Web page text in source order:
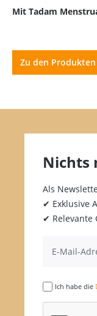
Apiscura
Aptamil
Arkopharma
Aveeno
Avène
Axanova
Baby Foot
Basa Vita
Mit Tadam
Zu den Produkten
Nichts
Als
✔ Exklusive
✔ Relevante
Ich habe die